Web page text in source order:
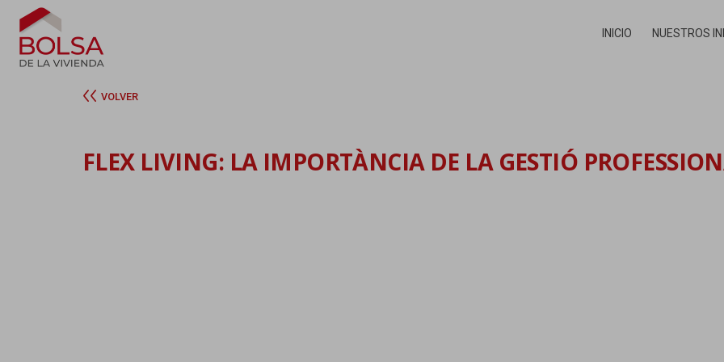
INICIO NUESTROS
VOLVER
FLEX LIVING: LA IMPORTÀNCIA DE LA GESTIÓ